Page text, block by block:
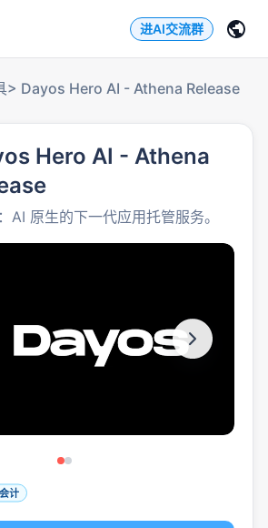
进AI交流群
> Dayos Hero AI - Athena Release
Hero AI - Athena
AI 原生的下一代应用托管服务。
会计